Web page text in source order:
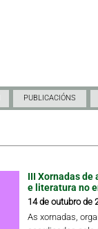
PUBLICACIÓNS
III Xornadas
e literatura no
14 de outubro de
As xornadas,